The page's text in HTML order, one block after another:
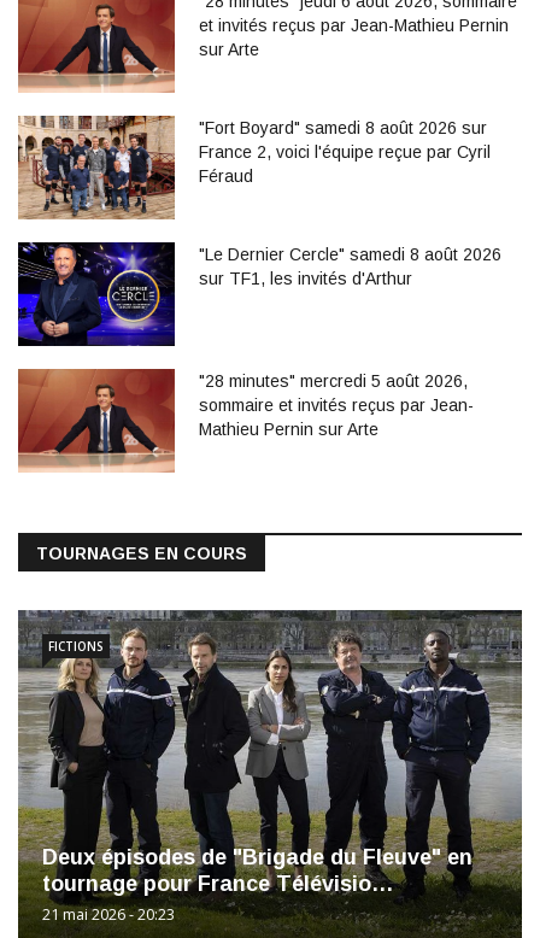
et invités reçus par Jean-Mathieu Pernin
sur Arte
"Fort Boyard" samedi 8 août 2026 sur
France 2, voici l'équipe reçue par Cyril
Féraud
"Le Dernier Cercle" samedi 8 août 2026
sur TF1, les invités d'Arthur
"28 minutes" mercredi 5 août 2026,
sommaire et invités reçus par Jean-
Mathieu Pernin sur Arte
TOURNAGES EN COURS
Deux épisodes de "Brigade du Fleuve" en
tournage pour France Télévisio…
21 mai 2026 - 20:23
FICTIONS